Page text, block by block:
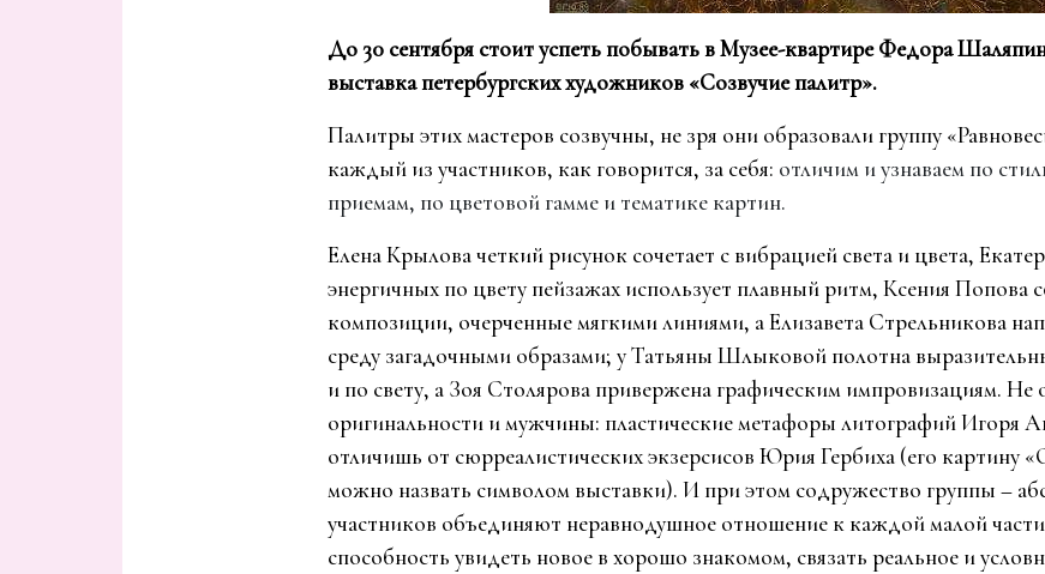
До 30 сентября стоит успеть побывать в Музее-квартире Федора
выставка петербургских художников «Созвучие палитр».
Палитры этих мастеров созвучны, не зря они образовали группу
каждый из участников, как говорится, за себя: отличим и узнаваем по
приемам, по цветовой гамме и тематике картин.
Елена Крылова четкий рисунок сочетает с вибрацией света и цвета,
энергичных по цвету пейзажах использует плавный ритм, Ксения Попова
композиции, очерченные мягкими линиями, а Елизавета Стрельникова
среду загадочными образами; у Татьяны Шлыковой полотна
и по свету, а Зоя Столярова привержена графическим импровизациям. Не
оригинальности и мужчины: пластические метафоры литографий Игоря
отличишь от сюрреалистических экзерсисов Юрия Гербиха (его картину
можно назвать символом выставки). И при этом содружество группы –
участников объединяют неравнодушное отношение к каждой малой
способность увидеть новое в хорошо знакомом, связать реальное и